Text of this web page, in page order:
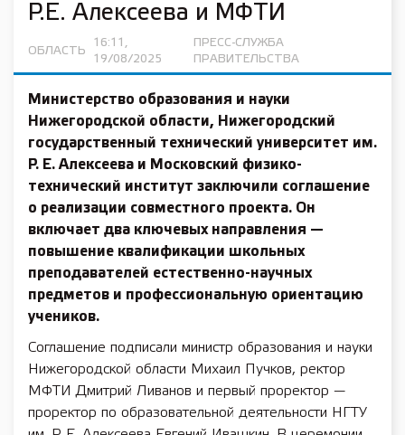
Р.Е. Алексеева и МФТИ
ОБЛАСТЬ
16:11,
19/08/2025
ПРЕСС-СЛУЖБА
ПРАВИТЕЛЬСТВА
Министерство образования и науки
Нижегородской области, Нижегородский
государственный технический университет им.
Р. Е. Алексеева и Московский физико-
технический институт заключили соглашение
о реализации совместного проекта. Он
включает два ключевых направления —
повышение квалификации школьных
преподавателей естественно-научных
предметов и профессиональную ориентацию
учеников.
Соглашение подписали министр образования и науки
Нижегородской области Михаил Пучков, ректор
МФТИ Дмитрий Ливанов и первый проректор —
проректор по образовательной деятельности НГТУ